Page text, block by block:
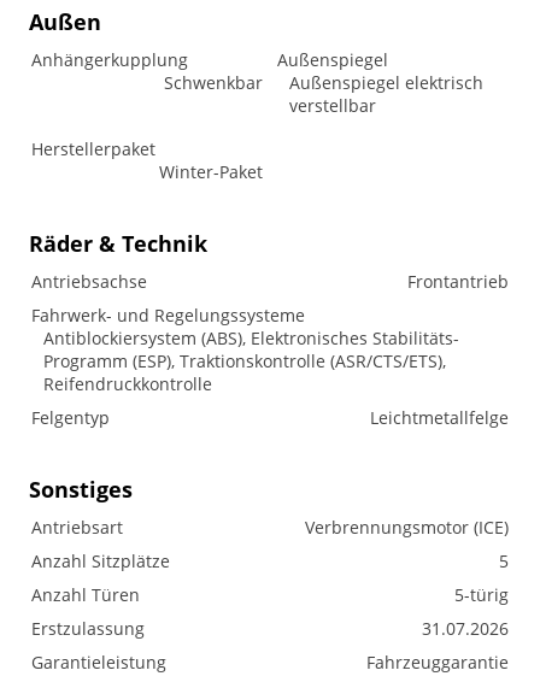
Außen
Anhängerkupplung
Schwenkbar
Außenspiegel
Außenspiegel elektrisch
verstellbar
Herstellerpaket
Winter-Paket
Räder & Technik
Antriebsachse
Frontantrieb
Fahrwerk- und Regelungssysteme
Antiblockiersystem (ABS), Elektronisches Stabilitäts-
Programm (ESP), Traktionskontrolle (ASR/CTS/ETS),
Reifendruckkontrolle
Felgentyp
Leichtmetallfelge
Sonstiges
Antriebsart
Verbrennungsmotor (ICE)
Anzahl Sitzplätze
5
Anzahl Türen
5-türig
Erstzulassung
31.07.2026
Garantieleistung
Fahrzeuggarantie